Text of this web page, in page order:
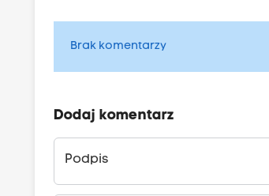
Brak komentarzy
Dodaj komentarz
Podpis